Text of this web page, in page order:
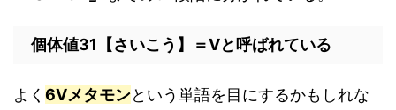
個体値31【さいこう】＝Vと呼ばれている
よく 6Vメタモンという単語を目にするかもしれな